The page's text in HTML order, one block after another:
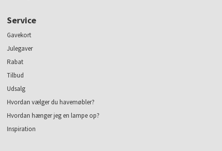
Service
Gavekort
Julegaver
Rabat
Tilbud
Udsalg
Hvordan vælger du havemøbler?
Hvordan hænger jeg en lampe op?
Inspiration